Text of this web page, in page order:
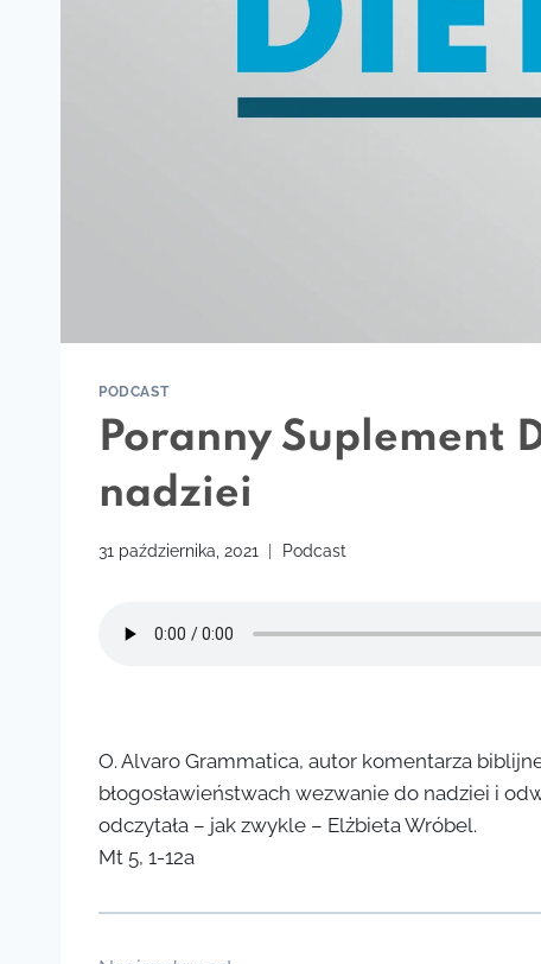
PODCAST
Poranny Suplement
nadziei
31 października, 2021 Podcast
O. Alvaro Grammatica, autor komentarza
błogosławieństwach wezwanie do nadziei i
odczytała – jak zwykle – Elżbieta Wróbel.
Mt 5, 1-12a